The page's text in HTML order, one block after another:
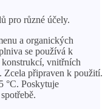
pro různé účely.
a organických
se používá k
vnitřních
Zcela připraven k použití.
°C. Poskytuje